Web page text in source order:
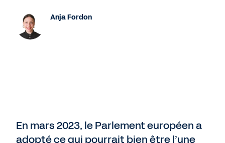
Anja Fordon
En mars 2023, le Parlement européen a
adopté ce qui pourrait bien être l’une